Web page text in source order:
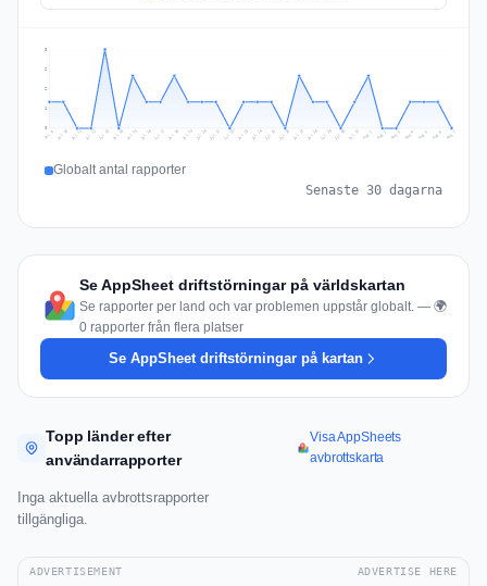
1
2
2
3
Jul 9 Jul 10 Jul 11 Jul 12 Jul 13 Jul 14 Jul 15 Jul 16 Jul 17 Jul 18 Jul 19 Jul 20 Jul 21 Jul 22 Jul 23 Jul 24 Jul 25 Jul 26 Jul 27 Jul 28 Jul 29 Jul 30 Jul 31 Aug 1 Aug 2 Aug 3 Aug 4 Aug 5 Aug 6 Aug 7
Globalt antal rapporter
Senaste 30 dagarna
Se AppSheet driftstörningar på världskartan
Se rapporter per land och var problemen uppstår globalt. — 🌍
0 rapporter från flera platser
Se AppSheet driftstörningar på kartan
Topp länder efter
användarrapporter
Visa AppSheets
avbrottskarta
Inga aktuella avbrottsrapporter
tillgängliga.
ADVERTISEMENT ADVERTISE HERE